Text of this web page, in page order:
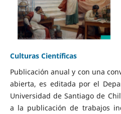
Culturas Científicas
Publicación anual y con una
abierta, es editada por el
Universidad de Santiago de
a la publicación de trabajos